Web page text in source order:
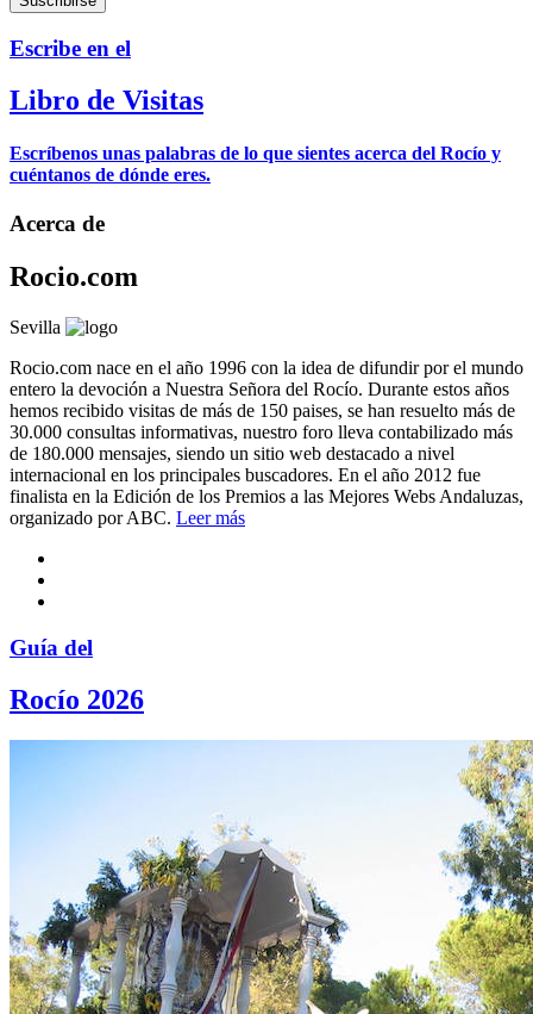
Escribe en el
Libro de Visitas
Escríbenos unas palabras de lo que sientes acerca del Rocío y
cuéntanos de dónde eres.
Acerca de
Rocio.com
Sevilla
Rocio.com nace en el año 1996 con la idea de difundir por el mundo
entero la devoción a Nuestra Señora del Rocío. Durante estos años
hemos recibido visitas de más de 150 paises, se han resuelto más de
30.000 consultas informativas, nuestro foro lleva contabilizado más
de 180.000 mensajes, siendo un sitio web destacado a nivel
internacional en los principales buscadores. En el año 2012 fue
finalista en la Edición de los Premios a las Mejores Webs Andaluzas,
organizado por ABC. Leer más
Guía del
Rocío 2026